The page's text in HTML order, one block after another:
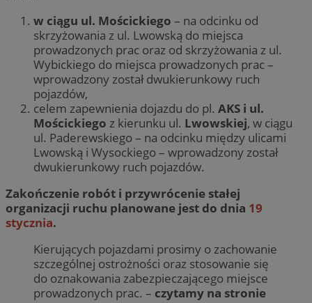
w ciągu ul. Mościckiego – na odcinku od
skrzyżowania z ul. Lwowską do miejsca
prowadzonych prac oraz od skrzyżowania z ul.
Wybickiego do miejsca prowadzonych prac –
wprowadzony został dwukierunkowy ruch
pojazdów,
celem zapewnienia dojazdu do pl. AKS i ul.
Mościckiego z kierunku ul. Lwowskiej, w ciągu
ul. Paderewskiego – na odcinku między ulicami
Lwowską i Wysockiego – wprowadzony został
dwukierunkowy ruch pojazdów.
Zakończenie robót i przywrócenie stałej
organizacji ruchu planowane jest do dnia 19
stycznia.
Kierujących pojazdami prosimy o zachowanie
szczególnej ostrożności oraz stosowanie się
do oznakowania zabezpieczającego miejsce
prowadzonych prac. – czytamy na stronie